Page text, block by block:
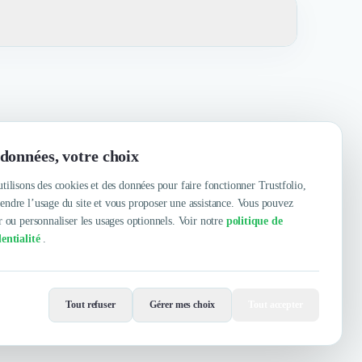
votre choix
des cookies et des données pour faire fonctionner Trustfolio,
l’usage du site et vous proposer une assistance. Vous pouvez
ou personnaliser les usages optionnels. Voir notre politique de
.
Tout refuser Gérer mes choix